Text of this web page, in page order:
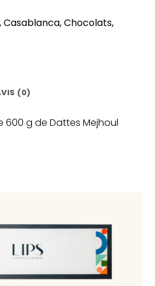
,Casablanca,Chocolats,
(0)
600 g de Dattes Mejhoul